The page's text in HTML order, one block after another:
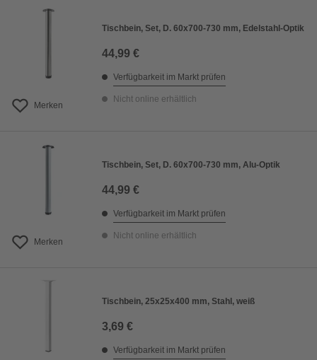
Merken
Tischbein, Set, D. 60x700-730 mm, Edelstahl-Optik
44,99 €
Verfügbarkeit im Markt prüfen
Nicht online erhältlich
Merken
Tischbein, Set, D. 60x700-730 mm, Alu-Optik
44,99 €
Verfügbarkeit im Markt prüfen
Nicht online erhältlich
Tischbein, 25x25x400 mm, Stahl, weiß
3,69 €
Verfügbarkeit im Markt prüfen